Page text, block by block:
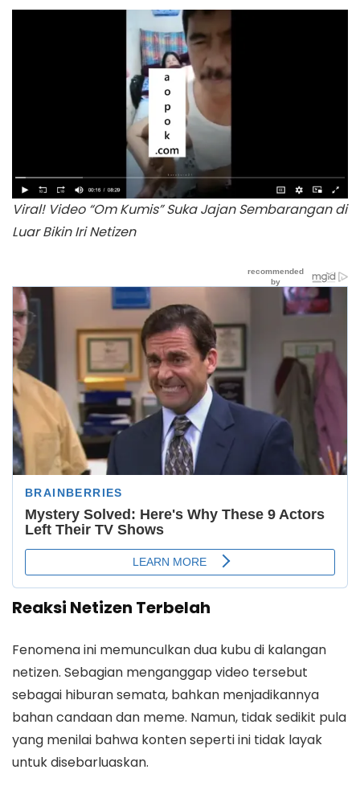
Viral! Video “Om Kumis” Suka Jajan Sembarangan di
Luar Bikin Iri Netizen
Reaksi Netizen Terbelah
Fenomena ini memunculkan dua kubu di kalangan
netizen. Sebagian menganggap video tersebut
sebagai hiburan semata, bahkan menjadikannya
bahan candaan dan meme. Namun, tidak sedikit pula
yang menilai bahwa konten seperti ini tidak layak
untuk disebarluaskan.